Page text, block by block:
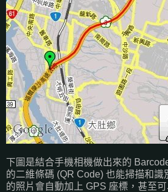
下圖是結合手機相機做出來的
的二維條碼 (QR Code) 也能掃描和識
的照片會自動加上 GPS 座標，甚至